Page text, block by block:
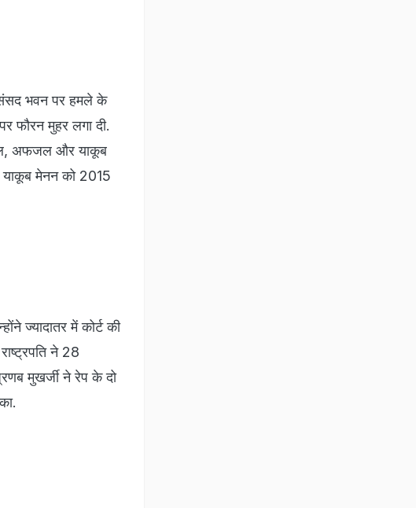
भवन पर हमले के
फौरन मुहर लगा दी.
अफजल और याकूब
मेनन को 2015
ज्यादातर में कोर्ट की
ने 28
मुखर्जी ने रेप के दो